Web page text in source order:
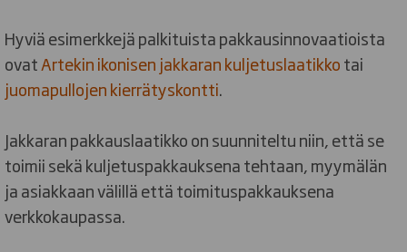
Hyviä esimerkkejä palkituista pakkausinnovaatioista
ovatArtekin ikonisen jakkaran kuljetuslaatikkotai
juomapullojen kierrätyskontti.
Jakkaran pakkauslaatikko on suunniteltu niin, että se
toimii sekä kuljetuspakkauksena tehtaan, myymälän
ja asiakkaan välillä että toimituspakkauksena
verkkokaupassa.